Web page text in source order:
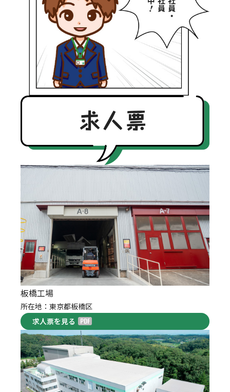
板橋工場
所在地：東京都板橋区
求人票を見る